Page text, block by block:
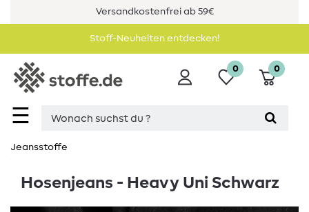
Versandkostenfrei ab 59€
Stoff-Neuheiten entdecken!
☰
0 0
Jeansstoffe
Hosenjeans - Heavy Uni Schwarz